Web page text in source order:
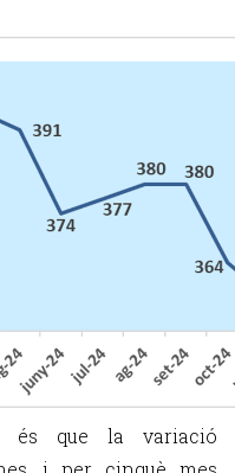
és que la variació